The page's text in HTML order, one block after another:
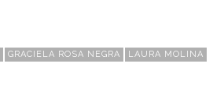
GRACIELA ROSA NEGRA
LAURA MOLINA